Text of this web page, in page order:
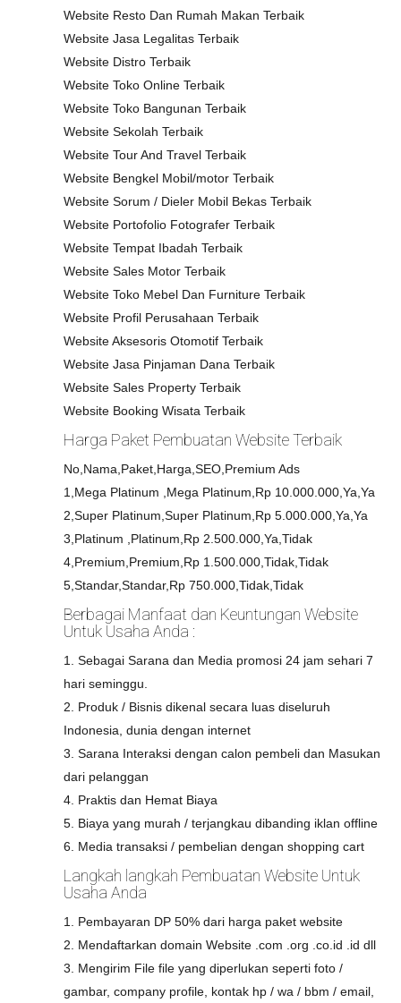
Website Resto Dan Rumah Makan Terbaik
Website Jasa Legalitas Terbaik
Website Distro Terbaik
Website Toko Online Terbaik
Website Toko Bangunan Terbaik
Website Sekolah Terbaik
Website Tour And Travel Terbaik
Website Bengkel Mobil/motor Terbaik
Website Sorum / Dieler Mobil Bekas Terbaik
Website Portofolio Fotografer Terbaik
Website Tempat Ibadah Terbaik
Website Sales Motor Terbaik
Website Toko Mebel Dan Furniture Terbaik
Website Profil Perusahaan Terbaik
Website Aksesoris Otomotif Terbaik
Website Jasa Pinjaman Dana Terbaik
Website Sales Property Terbaik
Website Booking Wisata Terbaik
Harga Paket Pembuatan Website Terbaik
No,Nama,Paket,Harga,SEO,Premium Ads
1,Mega Platinum ,Mega Platinum,Rp 10.000.000,Ya,Ya
2,Super Platinum,Super Platinum,Rp 5.000.000,Ya,Ya
3,Platinum ,Platinum,Rp 2.500.000,Ya,Tidak
4,Premium,Premium,Rp 1.500.000,Tidak,Tidak
5,Standar,Standar,Rp 750.000,Tidak,Tidak
Berbagai Manfaat dan Keuntungan Website
Untuk Usaha Anda :
1. Sebagai Sarana dan Media promosi 24 jam sehari 7
hari seminggu.
2. Produk / Bisnis dikenal secara luas diseluruh
Indonesia, dunia dengan internet
3. Sarana Interaksi dengan calon pembeli dan Masukan
dari pelanggan
4. Praktis dan Hemat Biaya
5. Biaya yang murah / terjangkau dibanding iklan offline
6. Media transaksi / pembelian dengan shopping cart
Langkah langkah Pembuatan Website Untuk
Usaha Anda
1. Pembayaran DP 50% dari harga paket website
2. Mendaftarkan domain Website .com .org .co.id .id dll
3. Mengirim File file yang diperlukan seperti foto /
gambar, company profile, kontak hp / wa / bbm / email,